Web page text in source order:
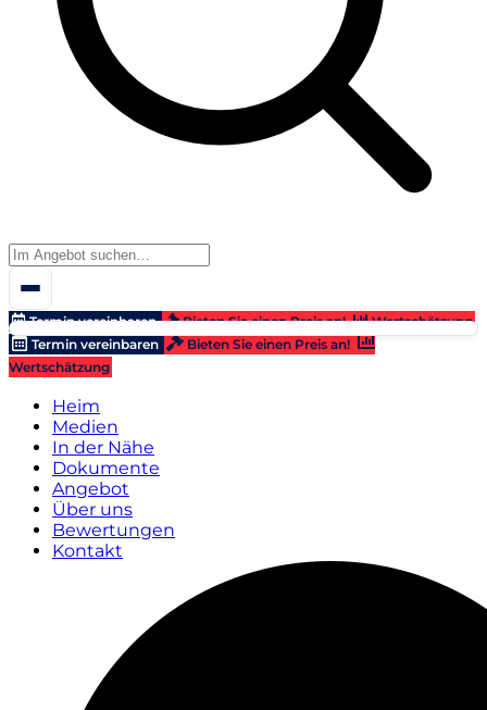
Termin vereinbaren Bieten Sie einen Preis an!
Wertschätzung
Termin vereinbaren
Bieten Sie einen Preis an!
Wertschätzung
Heim
Medien
In der Nähe
Dokumente
Angebot
Über uns
Bewertungen
Kontakt